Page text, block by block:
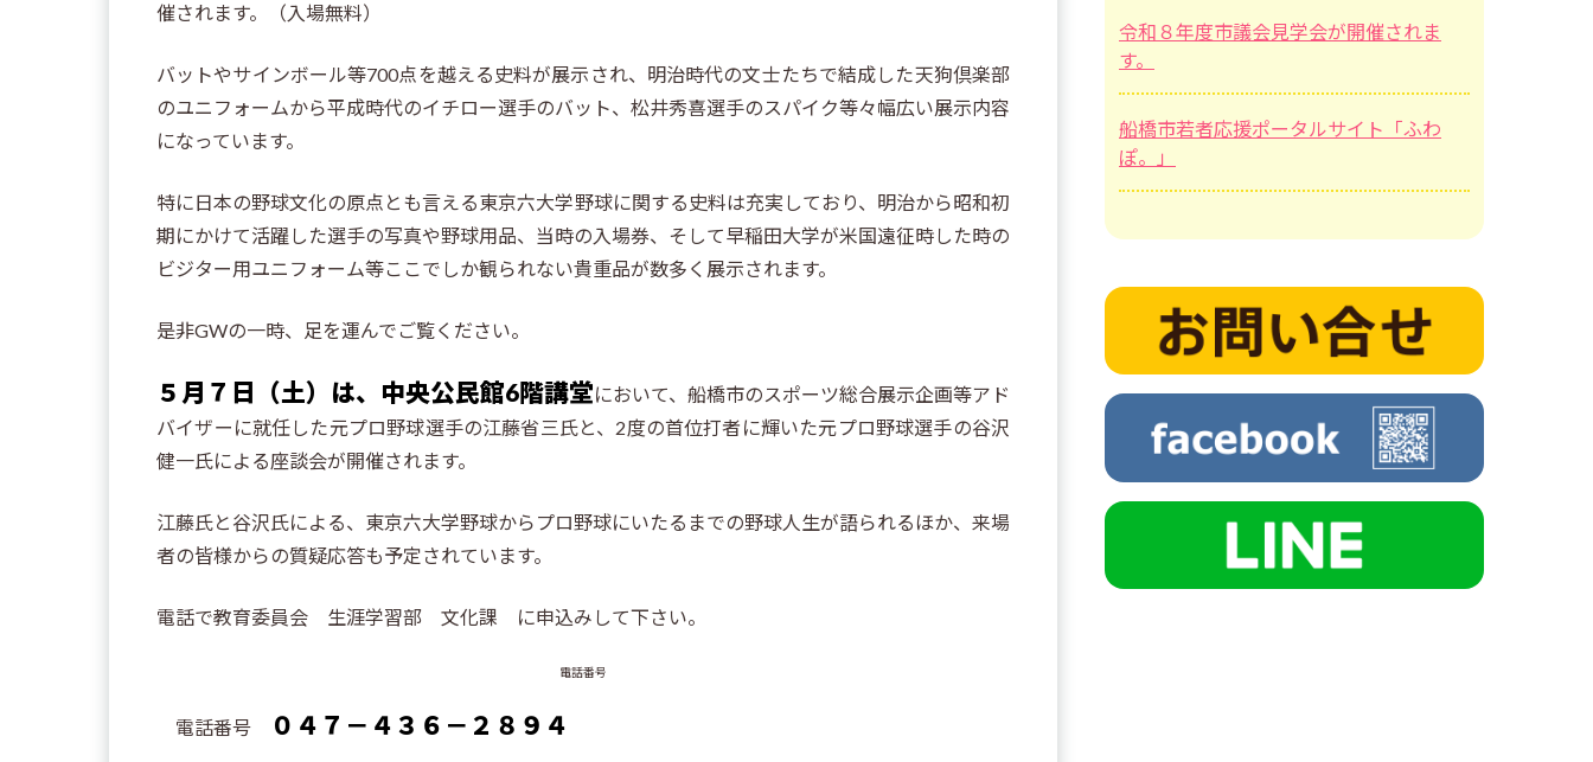
催されます。（入場無料）
バットやサインボール等700点を越える史料が展示され、明治時代の文士たちで結成した天狗倶楽部
のユニフォームから平成時代のイチロー選手のバット、松井秀喜選手のスパイク等々幅広い展示内容
になっています。
特に日本の野球文化の原点とも言える東京六大学野球に関する史料は充実しており、明治から昭和初
期にかけて活躍した選手の写真や野球用品、当時の入場券、そして早稲田大学が米国遠征時した時の
ビジター用ユニフォーム等ここでしか観られない貴重品が数多く展示されます。
是非GWの一時、足を運んでご覧ください。
５月７日（土）は、中央公民館6階講堂において、船橋市のスポーツ総合展示企画等アド
バイザーに就任した元プロ野球選手の江藤省三氏と、2度の首位打者に輝いた元プロ野球選手の谷沢
健一氏による座談会が開催されます。
江藤氏と谷沢氏による、東京六大学野球からプロ野球にいたるまでの野球人生が語られるほか、来場
者の皆様からの質疑応答も予定されています。
電話で教育委員会 生涯学習部 文化課 に申込みして下さい。
電話番号
電話番号 ０４７－４３６－２８９４
令和８年度市議会見学会が開催されま
す。
船橋市若者応援ポータルサイト「ふわ
ぽ。」